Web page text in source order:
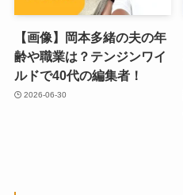
【画像】岡本多緒の夫の年
齢や職業は？テンジンワイ
ルドで40代の編集者！
2026-06-30